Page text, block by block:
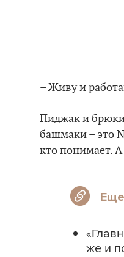
– Живу и
Пиджак и
башмаки – это
кто понимает.А
же и